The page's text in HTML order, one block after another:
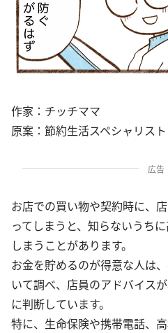
作家：チッチママ
原案：節約生活スペシャリス
広告
お店での買い物や契約時に、
ってしまうと、知らないうち
しまうことがあります。
お金を貯めるのが得意な人は
いて調べ、店員のアドバイス
に判断しています。
特に、生命保険や携帯電話、